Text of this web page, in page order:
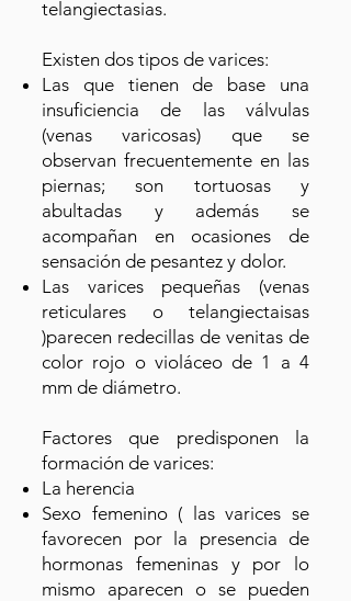
telangiectasias.
Existen dos tipos de varices:
Las que tienen de base una
insuficiencia de las válvulas
(venas varicosas) que se
observan frecuentemente en las
piernas; son tortuosas y
abultadas y además se
acompañan en ocasiones de
sensación de pesantez y dolor.
Las varices pequeñas (venas
reticulares o telangiectaisas
)parecen redecillas de venitas de
color rojo o violáceo de 1 a 4
mm de diámetro.
Factores que predisponen la
formación de varices:
La herencia
Sexo femenino ( las varices se
favorecen por la presencia de
hormonas femeninas y por lo
mismo aparecen o se pueden